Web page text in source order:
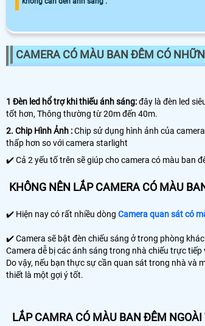
CAMERA CÓ MÀU BAN ĐÊM CÓ
1 Đèn led hổ trợ khi thiếu ánh sáng:đây là đèn led
tốt hơn, Thông thường từ 20m đến 40m.
2. Chip Hình Ảnh :Chip sử dụng hình ảnh của
thấp hơn so với camera starlight
✔️ Cả 2 yếu tố trên sẽ giúp cho camera có màu ban
KHÔNG NÊN LẮP CAMERA CÓ MÀU
✔️ Hiện nay có rất nhiều dòng Camera quan sát có
✔️ Camera sẽ bật đèn chiếu sáng ở trong phòng
Camera dễ bị các ánh sáng trong nhà chiếu trực
Do vậy, nếu bạn thực sự cần quan sát trong nhà và
thiết là một gợi ý tốt.
LẮP CAMRA CÓ MÀU BAN ĐÊM NGOÀI